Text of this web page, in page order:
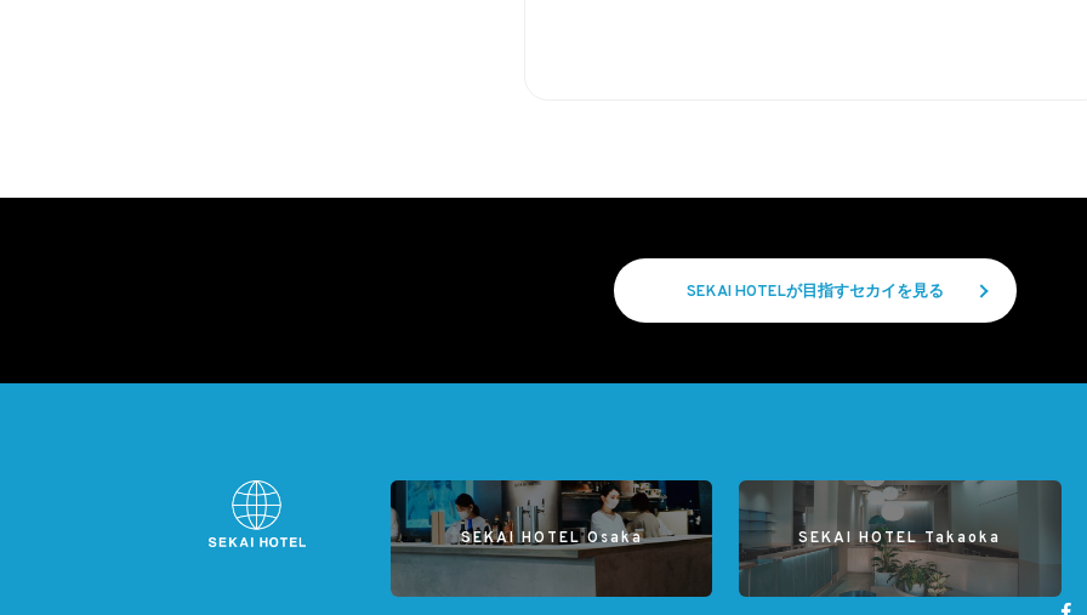
SEKAI HOTELが目指すセカイを見る
SEKAI HOTEL Osaka SEKAI HOTEL Takaoka